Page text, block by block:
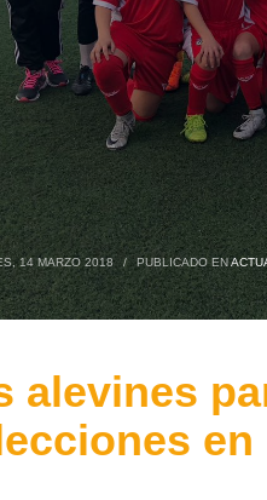
14 MARZO 2018 / PUBLICADO EN
alevines
en